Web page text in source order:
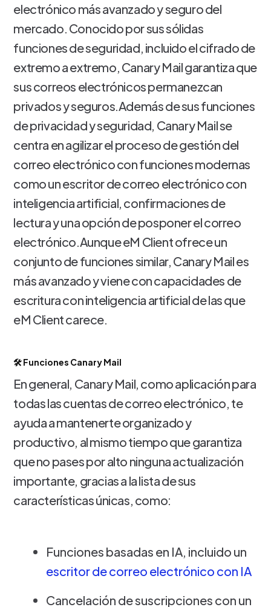
electrónico más avanzado y seguro del
mercado. Conocido por sus sólidas
funciones de seguridad, incluido el cifrado de
extremo a extremo, Canary Mail garantiza que
sus correos electrónicos permanezcan
privados y seguros.Además de sus funciones
de privacidad y seguridad, Canary Mail se
centra en agilizar el proceso de gestión del
correo electrónico con funciones modernas
como un escritor de correo electrónico con
inteligencia artificial, confirmaciones de
lectura y una opción de posponer el correo
electrónico.Aunque eM Client ofrece un
conjunto de funciones similar, Canary Mail es
más avanzado y viene con capacidades de
escritura con inteligencia artificial de las que
eM Client carece.
🛠️ Funciones Canary Mail
En general, Canary Mail, como aplicación para
todas las cuentas de correo electrónico, te
ayuda a mantenerte organizado y
productivo, al mismo tiempo que garantiza
que no pases por alto ninguna actualización
importante, gracias a la lista de sus
características únicas, como:
Funciones basadas en IA, incluido un
escritor de correo electrónico con IA
Cancelación de suscripciones con un